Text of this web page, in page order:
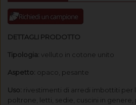
DETTAGLI PRODOTTO
Tipologia: velluto in cotone unito
Aspetto: opaco, pesante
Uso: rivestimenti di arredi imbottiti per
poltrone, letti, sedie, cuscini in